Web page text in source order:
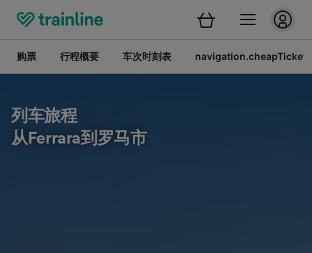
购票 行程概要 车次时刻表 navigation.cheapTickets
列车旅程
从Ferrara到罗马市